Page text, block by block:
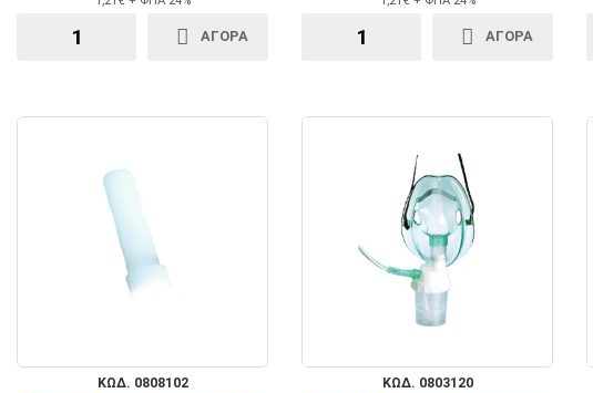
Rollators - Περιπατητήρες
Ανταλλακτικά Βαδιστικών
ΑΓΟΡΑ ΑΓΟΡΑ
ΚΩΔ. 0808102 ΚΩΔ. 0803120